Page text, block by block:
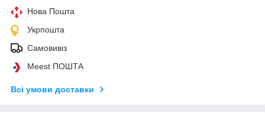
Нова Пошта
Укрпошта
Самовивіз
Meest ПОШТА
Всі умови доставки